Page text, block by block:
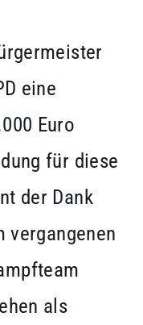
eine
Euro
für diese
der Dank
vergangenen
als